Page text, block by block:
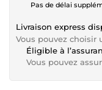
Pas de délai
Livraison express
Vous pouvez
Éligible à
Vous pouvez